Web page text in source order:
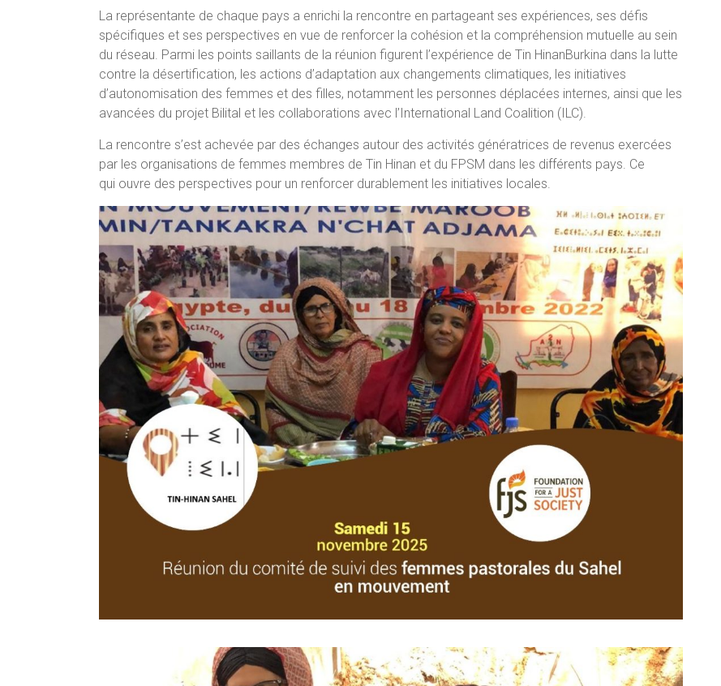
La représentante de chaque pays a enrichi la rencontre en partageant ses expériences, ses défis
spécifiques et ses perspectives en vue de renforcer la cohésion et la compréhension mutuelle au sein
du réseau. Parmi les points saillants de la réunion figurent l’expérience de Tin HinanBurkina dans la lutte
contre la désertification, les actions d’adaptation aux changements climatiques, les initiatives
d’autonomisation des femmes et des filles, notamment les personnes déplacées internes, ainsi que les
avancées du projet Bilital et les collaborations avec l’International Land Coalition (ILC).
La rencontre s’est achevée par des échanges autour des activités génératrices de revenus exercées
par les organisations de femmes membres de Tin Hinan et du FPSM dans les différents pays. Ce
qui ouvre des perspectives pour un renforcer durablement les initiatives locales.